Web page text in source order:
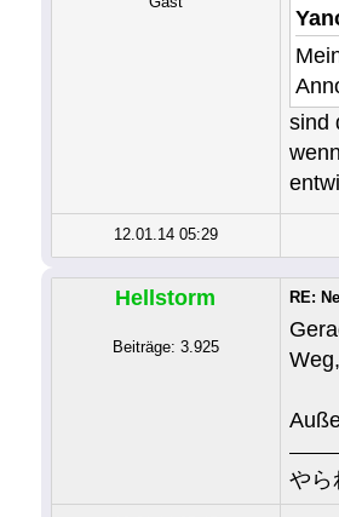
sind
12.01.14 05:29
Hellstorm
Beiträge: 3.925
RE:
やら